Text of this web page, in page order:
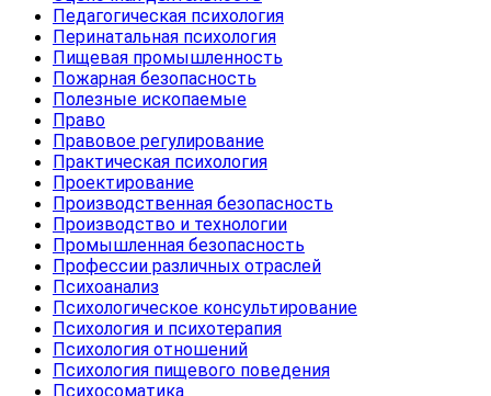
Педагогическая психология
Перинатальная психология
Пищевая промышленность
Пожарная безопасность
Полезные ископаемые
Право
Правовое регулирование
Практическая психология
Проектирование
Производственная безопасность
Производство и технологии
Промышленная безопасность
Профессии различных отраслей
Психоанализ
Психологическое консультирование
Психология и психотерапия
Психология отношений
Психология пищевого поведения
Психосоматика